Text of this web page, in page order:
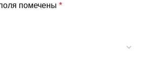
помечены *